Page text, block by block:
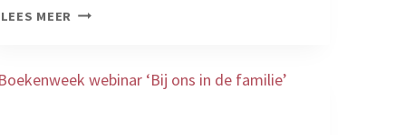
LEES MEER MIJN
IN